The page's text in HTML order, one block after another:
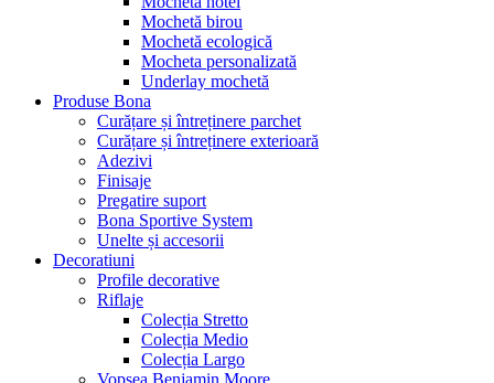
Mochetă birou
Mochetă ecologică
Mocheta personalizată
Underlay mochetă
Produse Bona
Curățare și întreținere parchet
Curățare și întreținere exterioară
Adezivi
Finisaje
Pregatire suport
Bona Sportive System
Unelte și accesorii
Decoratiuni
Profile decorative
Riflaje
Colecția Stretto
Colecția Medio
Colecția Largo